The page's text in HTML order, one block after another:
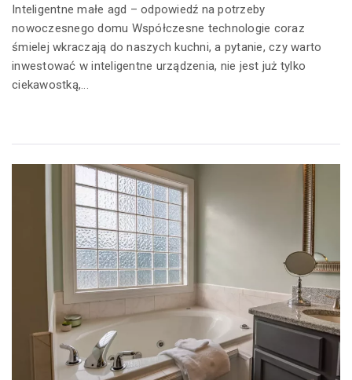
Inteligentne małe agd – odpowiedź na potrzeby
nowoczesnego domu Współczesne technologie coraz
śmielej wkraczają do naszych kuchni, a pytanie, czy warto
inwestować w inteligentne urządzenia, nie jest już tylko
ciekawostką,...